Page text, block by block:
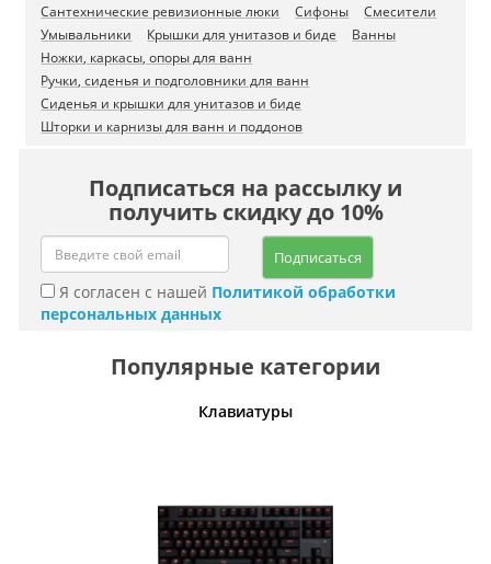
Сантехнические ревизионные люки Сифоны
Смесители
Умывальники
Крышки для унитазов и биде
Ванны
Ножки, каркасы, опоры для ванн
Ручки, сиденья и подголовники для ванн
Сиденья и крышки для унитазов и биде
Шторки и карнизы для ванн и поддонов
Подписаться на рассылку и
получить скидку до 10%
Подписаться
Я согласен с нашей Политикой обработки
персональных данных
Популярные категории
Клавиатуры